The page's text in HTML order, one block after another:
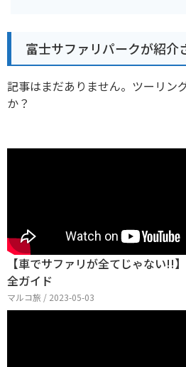
富士サファリパークが紹介
記事はまだありません。ツーリン
か？
【車でサファリが全てじゃない
全ガイド
マルコ旅 / 2023-05-03